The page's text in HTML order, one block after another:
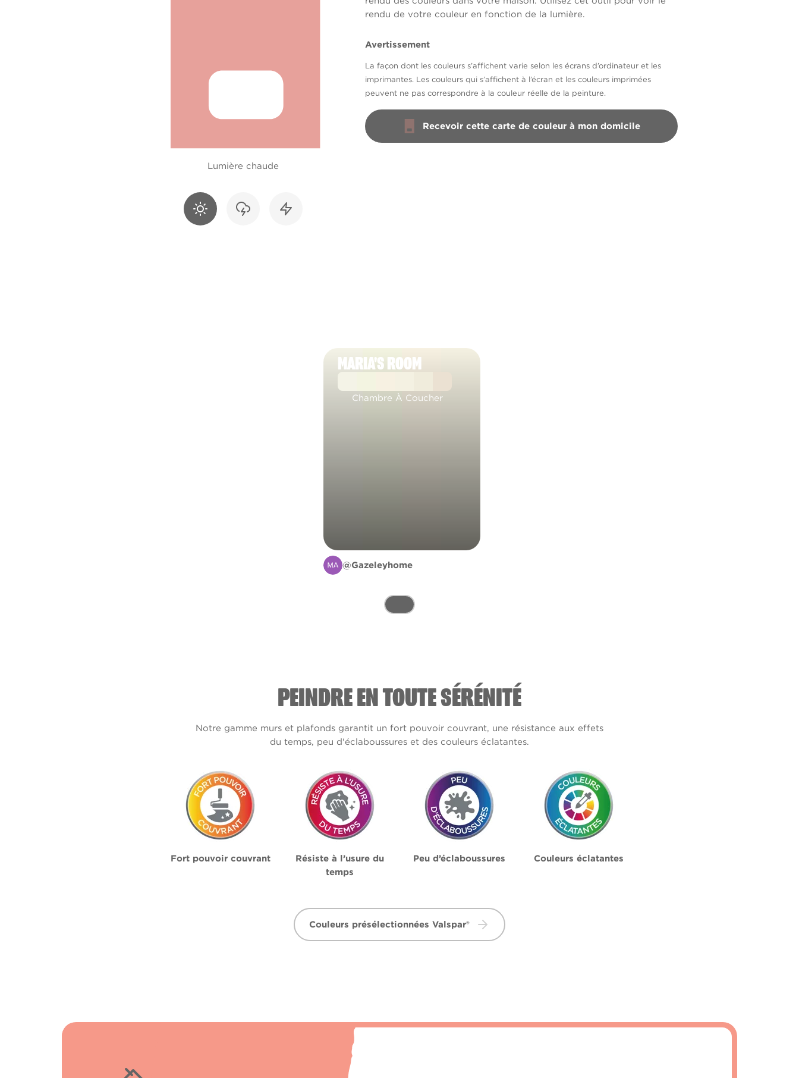
Lumière chaude
rendu de votre couleur en fonction de la lumière.
Avertissement
La façon dont les couleurs s’affichent varie selon les écrans d’ordinateur et les
imprimantes. Les couleurs qui s’affichent à l’écran et les couleurs imprimées
peuvent ne pas correspondre à la couleur réelle de la peinture.
Recevoir cette carte de couleur à mon domicile
MARIA'S ROOM
Chambre À Coucher
@Gazeleyhome
PEINDRE EN TOUTE SÉRÉNITÉ
Notre gamme murs et plafonds garantit un fort pouvoir couvrant, une résistance aux effets
du temps, peu d'éclaboussures et des couleurs éclatantes.
Fort pouvoir couvrant
Résiste à l’usure du
temps
Peu d’éclaboussures Couleurs éclatantes
Couleurs présélectionnées Valspar®